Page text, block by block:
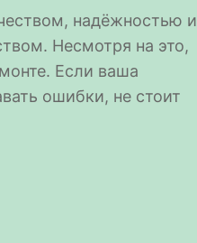
надёжностью и
Несмотря на это,
Если ваша
ошибки, не стоит